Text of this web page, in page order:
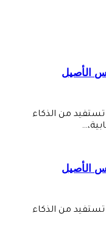
الأصيل
نظرًا لأن شركة Cadence Design Systems تستفيد من الذكاء
الأصيل
نظرًا لأن شركة Cadence Design Systems تستفيد من الذكاء